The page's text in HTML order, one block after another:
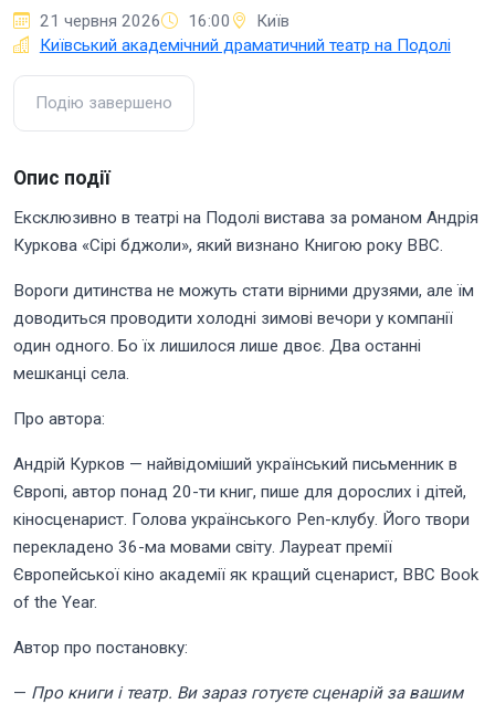
21 червня 2026 16:00
Київ
Київський академічний драматичний театр на Подолі
Подію завершено
Опис події
Ексклюзивно в театрі на Подолі вистава за романом Андрія
Куркова «Сірі бджоли», який визнано Книгою року ВВС.
Вороги дитинства не можуть стати вірними друзями, але їм
доводиться проводити холодні зимові вечори у компанії
один одного. Бо їх лишилося лише двоє. Два останні
мешканці села.
Про автора:
Андрій Курков — найвідоміший український письменник в
Європі, автор понад 20-ти книг, пише для дорослих і дітей,
кіносценарист. Голова українського Pen-клубу. Його твори
перекладено 36-ма мовами світу. Лауреат премії
Європейської кіно академії як кращий сценарист, BBC Book
of the Year.
Автор про постановку:
— Про книги і театр. Ви зараз готуєте сценарій за вашим